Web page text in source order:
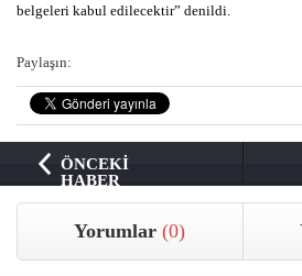
belgeleri kabul edilecektir” denildi.
Paylaşın:
ÖNCEKİ
HABER
Yorumlar(0)